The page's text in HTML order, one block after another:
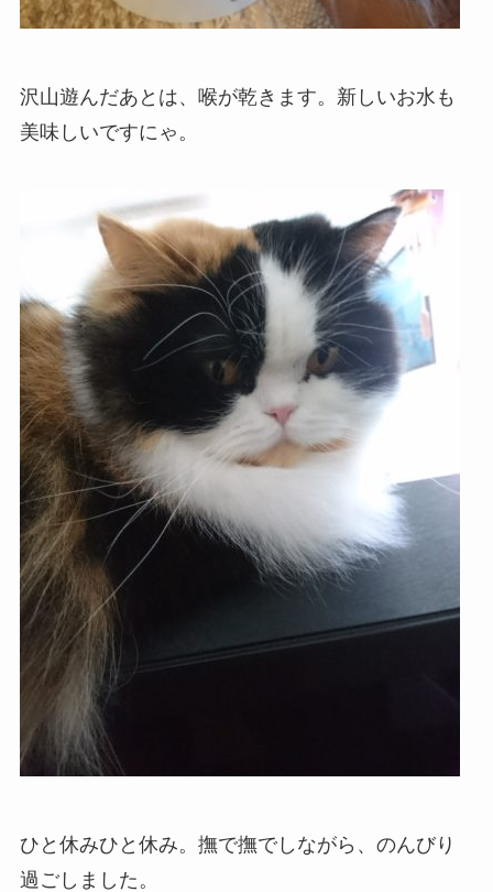
沢山遊んだあとは、喉が乾きます。新しいお水も
美味しいですにゃ。
ひと休みひと休み。撫で撫でしながら、のんびり
過ごしました。